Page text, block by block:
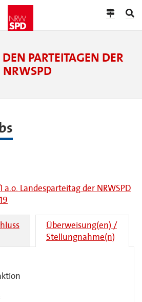
PARTEITAGEN DER
NRWSPD
a.o. Landesparteitag der NRWSPD
Überweisung(en) /
Stellungnahme(n)